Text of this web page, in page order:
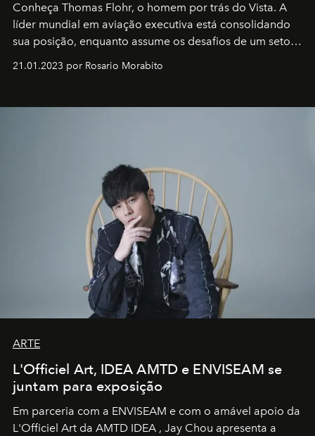
Conheça Thomas Flohr, o homem por trás do Vista. A
líder mundial em aviação executiva está consolidando
sua posição, enquanto assume os desafios de um setor
em rápida evolução e redefinindo o conceito de luxo
21.01.2023 por Rosario Morabito
ARTE
L'Officiel Art, IDEA AMTD e ENVISEAM se
juntam para exposição
Em parceria com a ENVISEAM e com o amável apoio da
L'Officiel Art da AMTD IDEA , Jay Chou apresenta a